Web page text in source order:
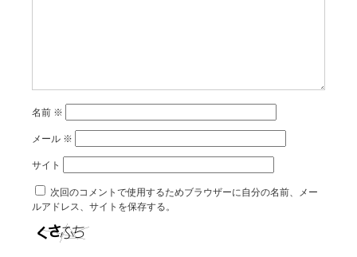
名前 ※
メール ※
サイト
次回のコメントで使用するためブラウザーに自分の名前、メー
ルアドレス、サイトを保存する。